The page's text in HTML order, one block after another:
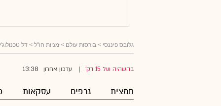
גלובס פיננסי > בורסות עולם > מניות חו"ל > דל
בהשהיה של 15 דק' עדכון אחרון 13:38
תמצית גרפים עסקאות